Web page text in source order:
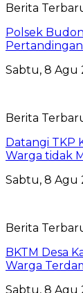
Berita
Polsek
Pertandingan
Sabtu, 8 Agu
Berita
Datangi TKP
Warga tidak
Sabtu, 8 Agu
Berita
BKTM Desa
Warga
Sabtu, 8 Agu